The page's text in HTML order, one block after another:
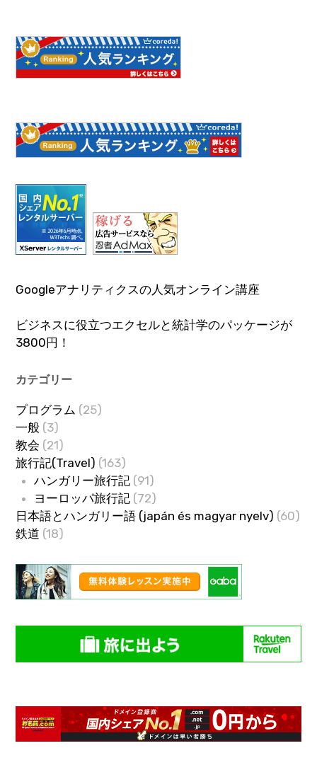
Googleアナリティクスの人気オンライン講座
ビジネスに役立つエクセルと統計学のパッケージが
3800円！
カテゴリー
プログラム (25)
一般 (3)
教会 (21)
旅行記(Travel) (163)
ハンガリー旅行記(91)
ヨーロッパ旅行記(72)
日本語とハンガリー語 (japán és magyar nyelv) (60)
鉄道 (18)